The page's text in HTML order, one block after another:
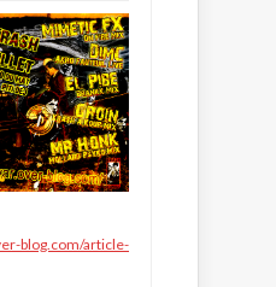
blog.com/article-